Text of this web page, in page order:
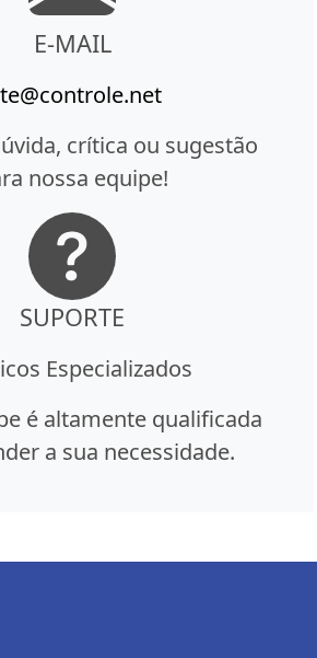
E-MAIL
crítica ou sugestão
nossa equipe!
SUPORTE
Especializados
é altamente qualificada
a sua necessidade.